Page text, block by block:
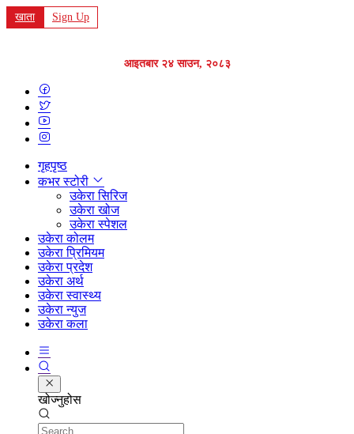
खाता Sign Up
आइतबार २४ साउन, २०८३
गृहपृष्ठ
कभर स्टोरी
उकेरा सिरिज
उकेरा खोज
उकेरा स्पेशल
उकेरा कोलम
उकेरा प्रिमियम
उकेरा प्रदेश
उकेरा अर्थ
उकेरा स्वास्थ्य
उकेरा न्युज
उकेरा कला
खोज्नुहोस
Search